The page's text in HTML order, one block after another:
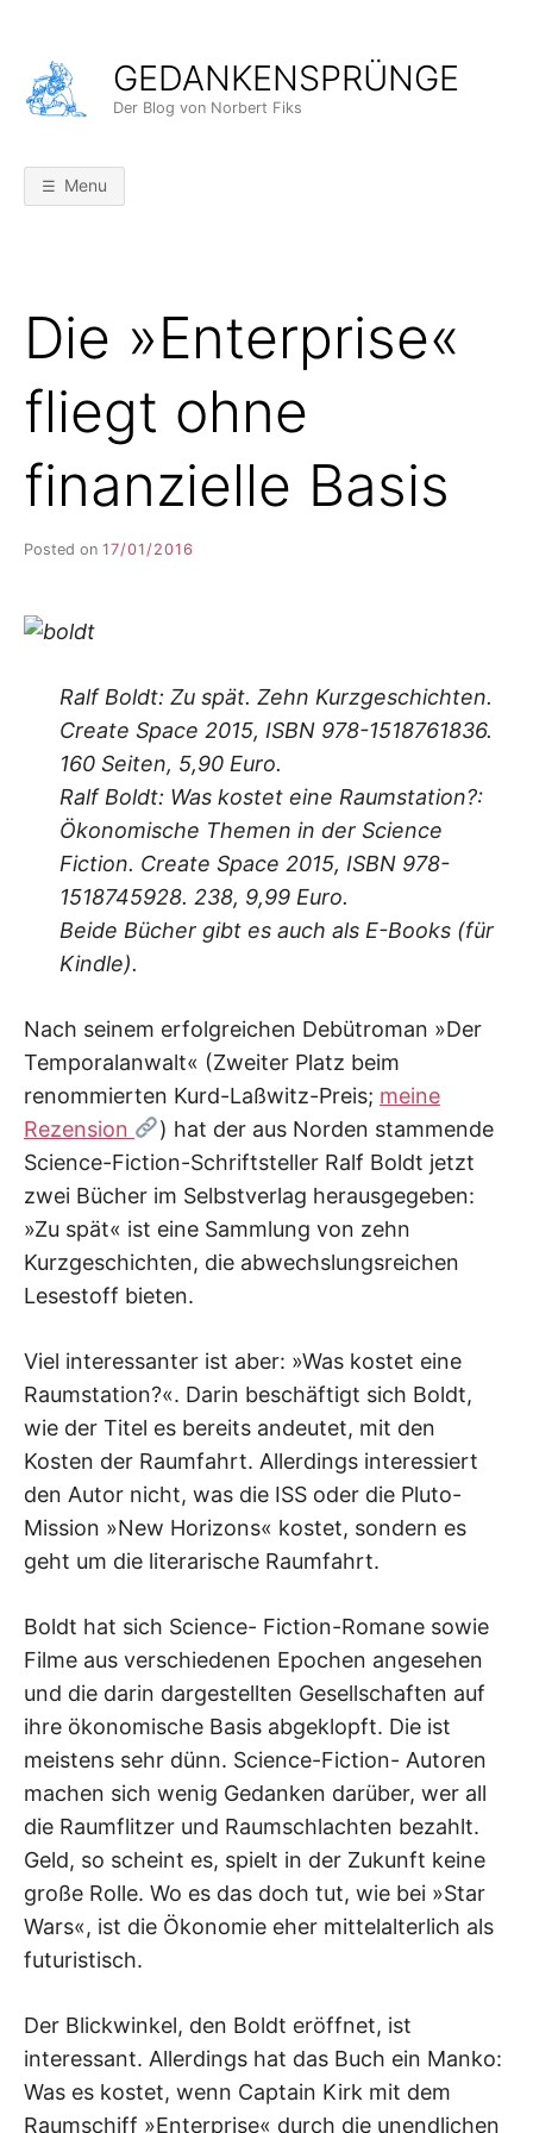
content
GEDANKENSPRÜNGE
Der Blog von Norbert Fiks
Menu
Die »Enterprise«
fliegt ohne
finanzielle Basis
Posted on 17/01/2016
L
E
R
Ralf Boldt: Zu spät. Zehn Kurzgeschichten.
Create Space 2015, ISBN 978-1518761836.
160 Seiten, 5,90 Euro.
Ralf Boldt: Was kostet eine Raumstation?:
Ökonomische Themen in der Science
Fiction. Create Space 2015, ISBN 978-
1518745928. 238, 9,99 Euro.
Beide Bücher gibt es auch als E-Books (für
Kindle).
Nach seinem erfolgreichen Debütroman »Der
Temporalanwalt« (Zweiter Platz beim
renommierten Kurd-Laßwitz-Preis; meine
Rezension
) hat der aus Norden stammende
Science-Fiction-Schriftsteller Ralf Boldt jetzt
zwei Bücher im Selbstverlag herausgegeben:
»Zu spät« ist eine Sammlung von zehn
Kurzgeschichten, die abwechslungsreichen
Lesestoff bieten.
Viel interessanter ist aber: »Was kostet eine
Raumstation?«. Darin beschäftigt sich Boldt,
wie der Titel es bereits andeutet, mit den
Kosten der Raumfahrt. Allerdings interessiert
den Autor nicht, was die ISS oder die Pluto-
Mission »New Horizons« kostet, sondern es
geht um die literarische Raumfahrt.
Boldt hat sich Science- Fiction-Romane sowie
Filme aus verschiedenen Epochen angesehen
und die darin dargestellten Gesellschaften auf
ihre ökonomische Basis abgeklopft. Die ist
meistens sehr dünn. Science-Fiction- Autoren
machen sich wenig Gedanken darüber, wer all
die Raumflitzer und Raumschlachten bezahlt.
Geld, so scheint es, spielt in der Zukunft keine
große Rolle. Wo es das doch tut, wie bei »Star
Wars«, ist die Ökonomie eher mittelalterlich als
futuristisch.
Der Blickwinkel, den Boldt eröffnet, ist
interessant. Allerdings hat das Buch ein Manko:
Was es kostet, wenn Captain Kirk mit dem
Raumschiff »Enterprise« durch die unendlichen